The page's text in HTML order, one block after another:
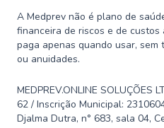
A Medprev não é plano de
financeira de riscos e de custos
paga apenas quando usar, sem
ou anuidades.
MEDPREV.ONLINE SOLUÇÕES
62 / Inscrição Municipal:
Djalma Dutra, n° 683, sala 04,